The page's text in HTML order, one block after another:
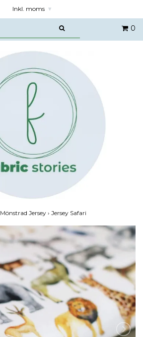
Inkl. moms ▾
0
Mönstrad Jersey › Jersey Safari